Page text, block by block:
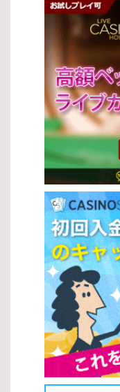
アクセス制限 スロット
す。 多くの施設で18歳
格な本人確認が実施さ
行われている このよう
社会的責任を両立させ
的なプレイ手順 スロッ
す。以下の手順で進め
ト金額を設定する 「ス
じて配当を受け取る こ
律の安全な環境の中で
ット: 自分で金額を調
始 ベットを設定した後
んどのスロットの種類
きます。 スピンボタン
が表示されます。 オー
で、効率よくプレイで
の種類には、ゲームを
されています。これら
を増やすチャンスが広
る機能で、追加の勝利
配当を倍増させる機能
特別なゲームモードで
れらの基本操作と機能
類をより深く楽しむこ
たプレイ方法を見つけ
のスロットゲーム 代表
ゲームには、以下のよ
ンセス：幻想的な世界
類です。 フルーツパー
もおすすめのスロット
ーマにした、演出が豊
プロバイダーの紹介 さ
会社にも注目すること
Microgaming：業界を
種類を展開しています
で知られています。
スロットの種類が豊富
スロットの種類には、
ます。 ビデオスロット
ています。 ボーナス機
ています。 モバイル最
は、プレイヤーがレバ
ンボルを揃えることを
ールと運の要素が特徴
で、より効率的なプレ
やすく、多くのプレイ
種類 スロットにはさま
っています。スロット
を理解することが重要
ル形式で、シンプルな
上で多彩な演出やボー
ト：プレイごとに賞金
ト：高品質なグラフィ
ロットとランドカジノ
は、それぞれ異なるメ
すには、自分に合った
スロット ランドカジノ
の場所でプレイ ボーナ
典は少ない 環境 自宅
の攻略法を正しく理解
とで、自分に最適なス
ができます。 スロット
シンプルな操作性が魅
す。複雑なルールを覚
点が特徴です。また、
率的にゲームを進める
直感的にプレイできる
ンやボーナス機能など
トの大きな魅力の一つ
が、多くのプレイヤー
用しながらプレイする
うことができます。 一